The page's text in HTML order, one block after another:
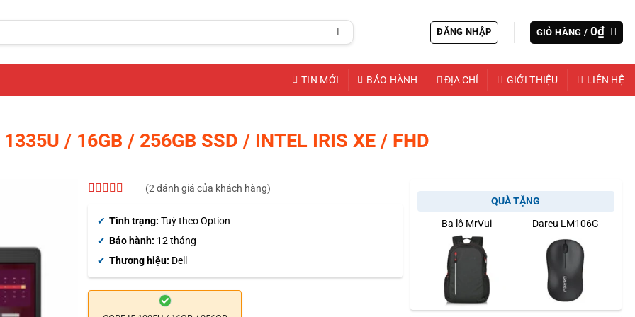
ĐĂNG NHẬP GIỎ HÀNG / 0₫
TIN MỚI BẢO HÀNH ĐỊA CHỈ GIỚI THIỆU LIÊN HỆ
1335U / 16GB / 256GB SSD / INTEL IRIS XE / FHD
trên đánh
giá
(2đánh giá của khách hàng)
Tình trạng: Tuỳ theo Option
Bảo hành: 12 tháng
Thương hiệu: Dell
QUÀ TẶNG
Ba lô MrVui
Dareu LM106G